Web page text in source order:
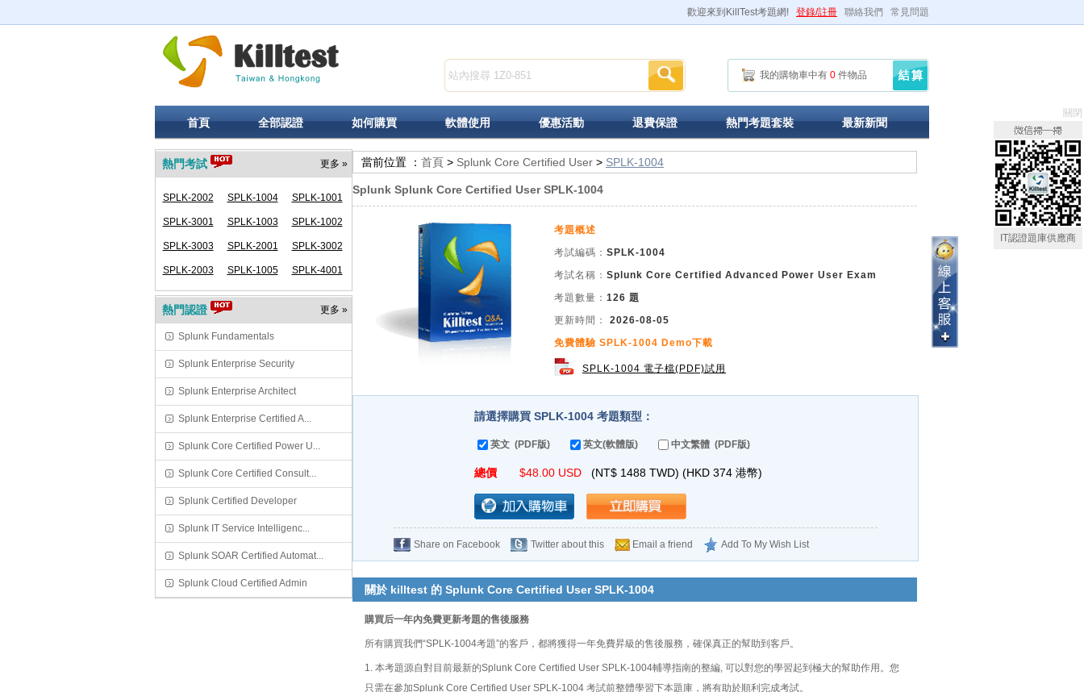
關閉
IT認證題庫供應商
歡迎來到KillTest考題網! 登錄/註冊 聯絡我們 常見問題
我的購物車中有 0 件物品
首頁 全部認證 如何購買 軟體使用 優惠活動 退費保證 熱門考題套裝 最新新聞
更多 »
熱門考試
SPLK-2002 SPLK-1004 SPLK-1001
SPLK-3001 SPLK-1003 SPLK-1002
SPLK-3003 SPLK-2001 SPLK-3002
SPLK-2003 SPLK-1005 SPLK-4001
更多 »
熱門認證
Splunk Fundamentals
Splunk Enterprise Security
Splunk Enterprise Architect
Splunk Enterprise Certified A...
Splunk Core Certified Power U...
Splunk Core Certified Consult...
Splunk Certified Developer
Splunk IT Service Intelligenc...
Splunk SOAR Certified Automat...
Splunk Cloud Certified Admin
當前位置 ： 首頁 > Splunk Core Certified User > SPLK-1004
Splunk Splunk Core Certified User SPLK-1004
考題概述
考試編碼： SPLK-1004
考試名稱： Splunk Core Certified Advanced Power User Exam
考題數量： 126 題
更新時間：
2026-08-05
免費體驗 SPLK-1004 Demo下載
SPLK-1004 電子檔(PDF)試用
請選擇購買 SPLK-1004 考題類型：
英文 (PDF版) 英文(軟體版) 中文繁體 (PDF版)
總價 $48.00 USD (NT$ 1488 TWD) (HKD 374 港幣)
Share on Facebook Twitter about this Email a friend Add To My Wish List
關於 killtest 的 Splunk Core Certified User SPLK-1004
購買后一年內免費更新考題的售後服務
所有購買我們“SPLK-1004考題”的客戶，都將獲得一年免費昇級的售後服務，確保真正的幫助到客戶。
1. 本考題源自對目前最新的Splunk Core Certified User SPLK-1004輔導指南的整編, 可以對您的學習起到極大的幫助作用。您
只需在參加Splunk Core Certified User SPLK-1004 考試前整體學習下本題庫，將有助於順利完成考試。